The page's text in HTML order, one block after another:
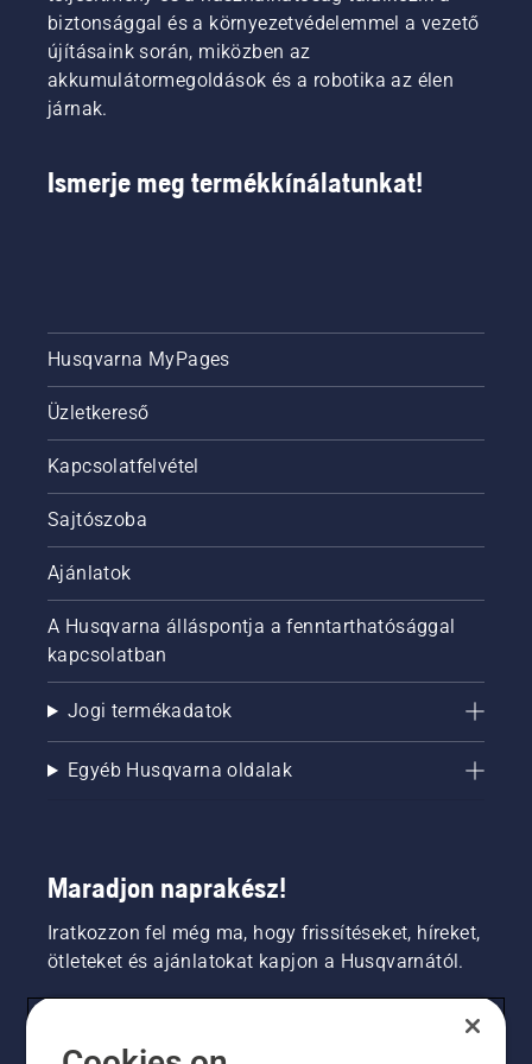
közben.
A savE
üzemmód
be- és
kikapcsolásához
meg az
akkumulátoros
csökkenti
a
fáradtságot
használat
ideig
dolgozhat
a
Husqvarna
és
biztonsággal és a környezetvédelemmel a vezető
újításaink során, miközben az
akkumulátormegoldások és a robotika az élen
járnak.
Ismerje meg termékkínálatunkat!
Husqvarna MyPages
Üzletkereső
Kapcsolatfelvétel
Sajtószoba
Ajánlatok
A Husqvarna álláspontja a fenntarthatósággal
kapcsolatban
Jogi termékadatok
Egyéb Husqvarna oldalak
Maradjon naprakész!
Iratkozzon fel még ma, hogy frissítéseket, híreket,
ötleteket és ajánlatokat kapjon a Husqvarnától.